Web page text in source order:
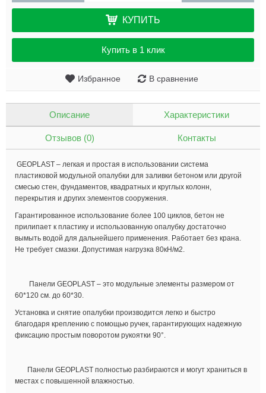
КУПИТЬ
Купить в 1 клик
Избранное В сравнение
Описание Характеристики
Отзывов (0) Контакты
GEOPLAST – легкая и простая в использовании система
пластиковой модульной опалубки для заливки бетоном или другой
смесью стен, фундаментов, квадратных и круглых колонн,
перекрытия и других элементов сооружения.
Гарантированное использование более 100 циклов, бетон не
прилипает к пластику и использованную опалубку достаточно
вымыть водой для дальнейшего применения. Работает без крана.
Не требует смазки. Допустимая нагрузка 80кН/м2.
Панели GEOPLAST – это модульные элементы размером от
60*120 см. до 60*30.
Установка и снятие опалубки производится легко и быстро
благодаря креплению с помощью ручек, гарантирующих надежную
фиксацию простым поворотом рукоятки 90°.
Панели GEOPLAST полностью разбираются и могут храниться в
местах с повышенной влажностью.